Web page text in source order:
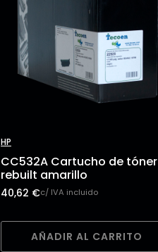
HP
CC532A Cartucho de tóner
rebuilt amarillo
40,62 €c/ IVA incluido
AÑADIR AL CARRITO